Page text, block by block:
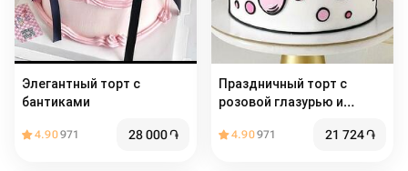
Элегантный торт с
бантиками
4.90971 28 000֏
Праздничный торт с
розовой глазурью и
4.90971 21 724֏